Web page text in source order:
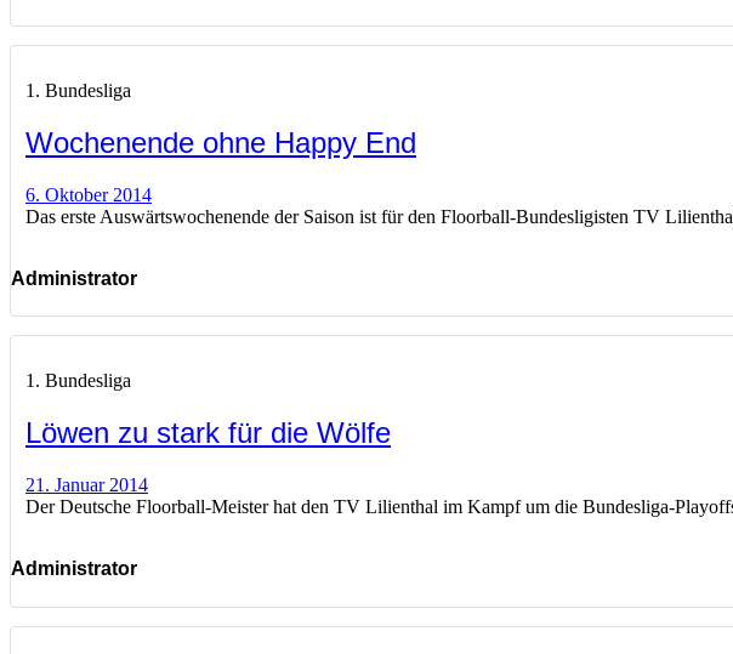
1. Bundesliga
Wochenende ohne Happy End
6. Oktober 2014
Das erste Auswärtswochenende der Saison ist für den Floorball-Bundesligisten TV
Administrator
1. Bundesliga
Löwen zu stark für die Wölfe
21. Januar 2014
Der Deutsche Floorball-Meister hat den TV Lilienthal im Kampf um die Bundesliga-
Administrator